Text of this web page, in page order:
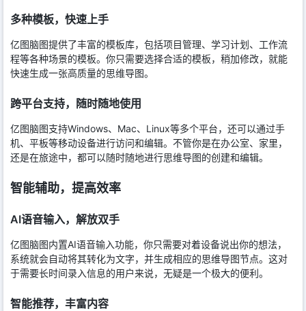
多种模板，快速上手
亿图脑图提供了丰富的模板库，包括项目管理、学习计划、工作流
程等各种场景的模板。你只需要选择合适的模板，稍加修改，就能
快速生成一张高质量的思维导图。
跨平台支持，随时随地使用
亿图脑图支持Windows、Mac、Linux等多个平台，还可以通过手
机、平板等移动设备进行访问和编辑。不管你是在办公室、家里，
还是在旅途中，都可以随时随地进行思维导图的创建和编辑。
智能辅助，提高效率
AI语音输入，解放双手
亿图脑图内置AI语音输入功能，你只需要对着设备说出你的想法，
系统就会自动将其转化为文字，并生成相应的思维导图节点。这对
于需要长时间录入信息的用户来说，无疑是一个极大的便利。
智能推荐，丰富内容